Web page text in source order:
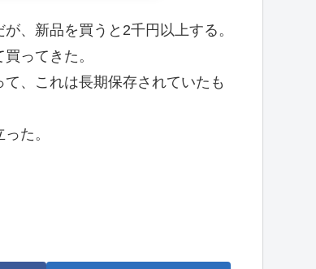
、新品を買うと2千円以上する。
ってきた。
、これは長期保存されていたも
た。